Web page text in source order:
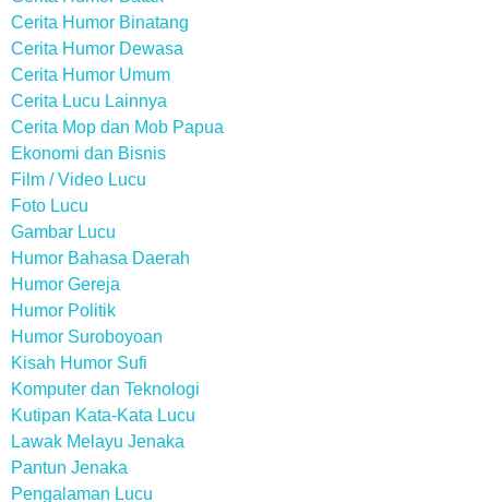
Cerita Humor Binatang
Cerita Humor Dewasa
Cerita Humor Umum
Cerita Lucu Lainnya
Cerita Mop dan Mob Papua
Ekonomi dan Bisnis
Film / Video Lucu
Foto Lucu
Gambar Lucu
Humor Bahasa Daerah
Humor Gereja
Humor Politik
Humor Suroboyoan
Kisah Humor Sufi
Komputer dan Teknologi
Kutipan Kata-Kata Lucu
Lawak Melayu Jenaka
Pantun Jenaka
Pengalaman Lucu